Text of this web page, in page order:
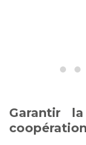
Garantir